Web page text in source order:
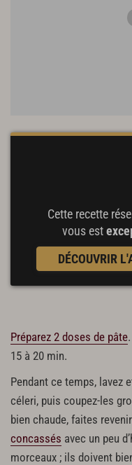
Cette recette
vous est
DÉCOUVRIR
Préparez 2 doses de pâte
15 à 20 min.
Pendant ce temps, lavez
céleri, puis coupez-les
bien chaude, faites
concassés avec un peu
morceaux ; ils doivent